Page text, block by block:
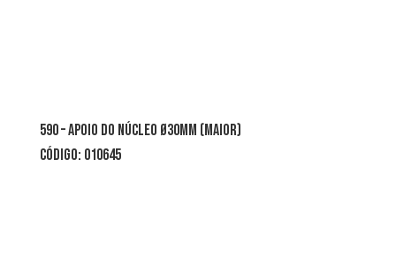
590 – apoio do núcleo Ø30mm (maior)
CÓDIGO: 010645